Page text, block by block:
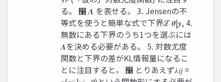
る。 ෡ 𝜦 を表せる。 3. Jensenの不
等式を使うと簡単な式で下界ℒ 𝜽|𝒚, 4.
無数にある下界のうち1つを選ぶには
𝜦を決める必要がある。 5. 対数尤度
関数と下界の差がKL情報量になるこ
とに注目すると， ෡ とりあえず𝜆𝑖𝑗 =